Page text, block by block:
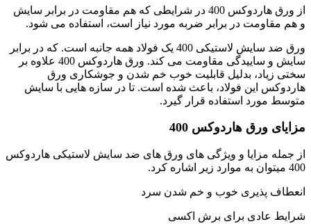
از ورق
هاردوکس 400 در شرایطی که هم مقاومت در برابر سایش
و هم مقاومت در برابر ضربه مورد نیاز است، استفاده می شود.
ورق ضد سایش لاستیکی 400 یک فولاد همه جانبه است. که در برابر
سایش و ساییدگی مقاومت می کند. ورق هاردوکس 400 علاوه بر
سختی زیاد، بدلیل قابلیت خوب خم شدن و جوشکاری ورق
هاردوکس این فولاد، باعث شده است. تا در سازه هایی با سایش
متوسط مورد استفاده قرار گیرد.
مزایای ورق هاردوکس 400
از جمله مزایا و ویژگی های ورق های ضد سایش لاستیکی هاردوکس
400 میتوان به موارد زیر اشاره کرد.
انعطاف پذیری خوب و خم شدن سرد
شرایط عادی برای برش اکسی